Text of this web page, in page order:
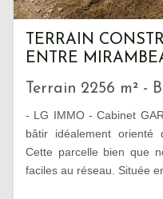
TERRAIN
ENTRE
Terrain 2256 m² -
- LG IMMO - Cabinet
bâtir idéalement orienté
Cette parcelle bien que
faciles au réseau. Située